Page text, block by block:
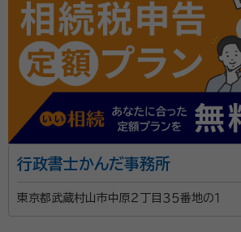
取り扱っております。
資格等：その他（社会保険労務士） / 行政書士
所属団体：東京都行政書士会八王子支部
行政書士かんだ事務所
東京都武蔵村山市中原２丁目３５番地の１